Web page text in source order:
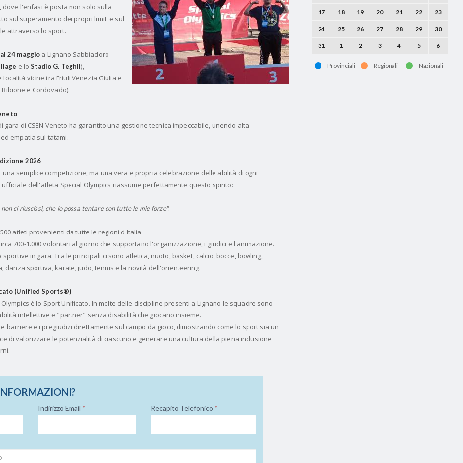
l'enfasi è posta non solo sulla
sul superamento dei propri limiti e sul
attraverso lo sport.
24 maggio a Lignano Sabbiadoro
e loStadio G. Teghil),
vicine tra Friuli Venezia Giulia e
e Cordovado).
gara di CSEN Veneto ha garantito una gestione tecnica impeccabile, unendo alta
empatia sul tatami.
2026
una semplice competizione, ma una vera e propria celebrazione delle abilità di ogni
dell'atleta Special Olympics riassume perfettamente questo spirito:
ci riuscissi, che io possa tentare con tutte le mie forze".
atleti provenienti da tutte le regioni d'Italia.
700-1.000 volontari al giorno che supportano l'organizzazione, i giudici e l'animazione.
sportive in gara. Tra le principali ci sono atletica, nuoto, basket, calcio, bocce, bowling,
danza sportiva, karate, judo, tennis e la novità dell'orienteering.
(Unified Sports®)
è lo Sport Unificato. In molte delle discipline presenti a Lignano le squadre sono
intellettive e "partner" senza disabilità che giocano insieme.
barriere e i pregiudizi direttamente sul campo da gioco, dimostrando come lo sport sia un
di valorizzare le potenzialità di ciascuno e generare una cultura della piena inclusione
Indirizzo Email * Recapito Telefonico *
17 18 19 20 21 22 23
24 25 26 27 28 29 30
31 1 2 3 4 5 6
Provinciali Regionali Nazionali